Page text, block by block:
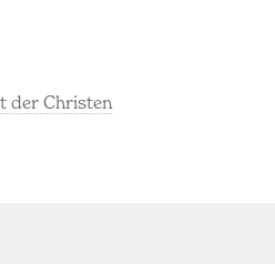
der Christen